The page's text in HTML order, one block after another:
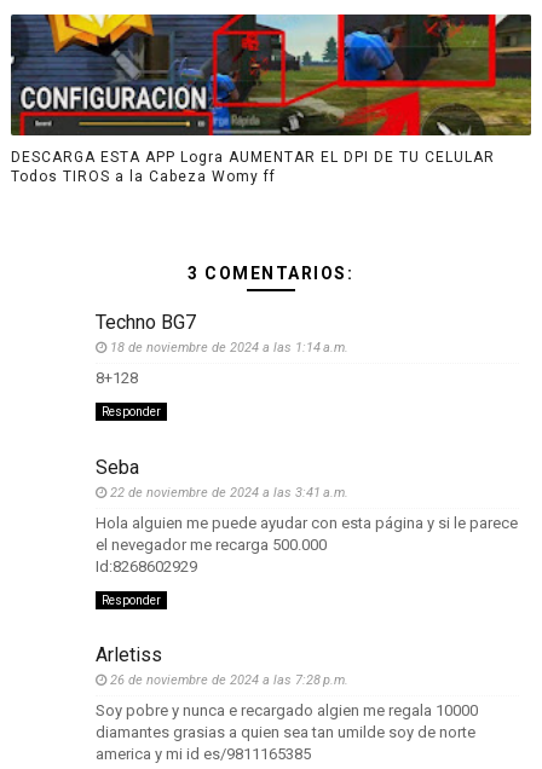
DESCARGA ESTA APP Logra AUMENTAR EL DPI DE TU CELULAR
Todos TIROS a la Cabeza Womy ff
3 COMENTARIOS:
Techno BG7
18 de noviembre de 2024 a las 1:14 a.m.
8+128
Responder
Seba
22 de noviembre de 2024 a las 3:41 a.m.
Hola alguien me puede ayudar con esta página y si le parece
el nevegador me recarga 500.000
Id:8268602929
Responder
Arletiss
26 de noviembre de 2024 a las 7:28 p.m.
Soy pobre y nunca e recargado algien me regala 10000
diamantes grasias a quien sea tan umilde soy de norte
america y mi id es/9811165385